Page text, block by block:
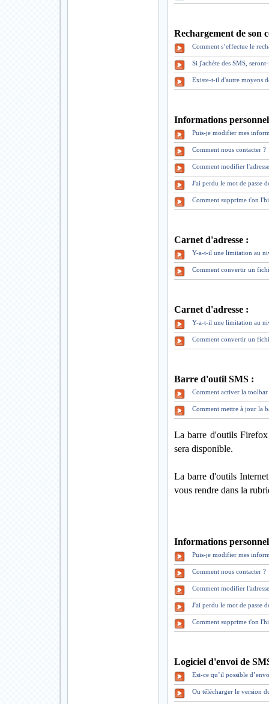
Rechargement de son
Comment s’effectue le
Si j'achète des SMS,
Existe-t-il d'autre moyens
Informations
Puis-je modifier mes
Comment nous contacter ?
Comment modifier
J'ai perdu le mot de passe
Comment supprime t'on
Carnet d'adresse :
Y-a-t-il une limitation au
Comment convertir un
Carnet d'adresse :
Y-a-t-il une limitation au
Comment convertir un
Barre d'outil SMS :
Comment activer la
Comment mettre à jour la
La barre d'outils
sera disponible.
La barre d'outils
vous rendre dans la
Informations
Puis-je modifier mes
Comment nous contacter ?
Comment modifier
J'ai perdu le mot de passe
Comment supprime t'on
Logiciel d'envoi de
Est-ce qu’il possible
Ou télécharger le version